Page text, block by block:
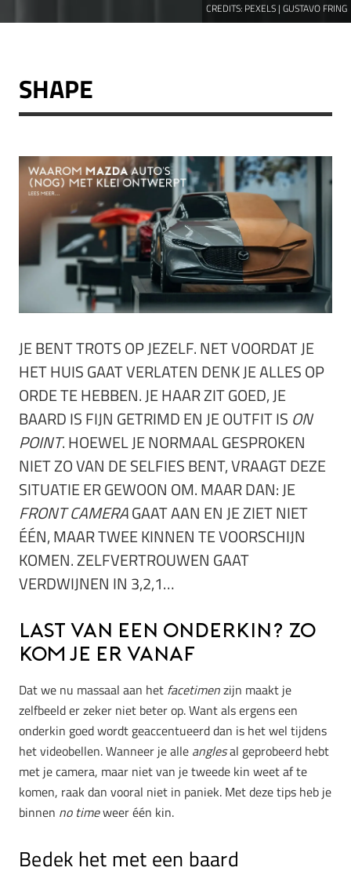
CREDITS: PEXELS | GUSTAVO FRING
SHAPE
JE BENT TROTS OP JEZELF. NET VOORDAT JE
HET HUIS GAAT VERLATEN DENK JE ALLES OP
ORDE TE HEBBEN. JE HAAR ZIT GOED, JE
BAARD IS FIJN GETRIMD EN JE OUTFIT IS ON
POINT. HOEWEL JE NORMAAL GESPROKEN
NIET ZO VAN DE SELFIES BENT, VRAAGT DEZE
SITUATIE ER GEWOON OM. MAAR DAN: JE
FRONT CAMERAGAAT AAN EN JE ZIET NIET
ÉÉN, MAAR TWEE KINNEN TE VOORSCHIJN
KOMEN. ZELFVERTROUWEN GAAT
VERDWIJNEN IN 3,2,1…
Last van een onderkin? Zo
kom je er vanaf
Dat we nu massaal aan het facetimenzijn maakt je
zelfbeeld er zeker niet beter op. Want als ergens een
onderkin goed wordt geaccentueerd dan is het wel tijdens
het videobellen. Wanneer je alle anglesal geprobeerd hebt
met je camera, maar niet van je tweede kin weet af te
komen, raak dan vooral niet in paniek. Met deze tips heb je
binnen no timeweer één kin.
Bedek het met een baard